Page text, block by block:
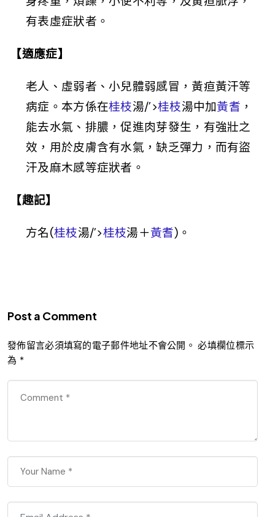
有表虛症狀者。
【適應症】
老人、虛弱者、小兒體弱感冒，黃疸黃汗等
病症。本方係在桂枝湯/’>桂枝湯中加黃耆 ，
能去水氣、排膿，促進肉芽發生，有強壯之
效，用於皮膚含有水氣，缺乏彈力，而有盜
汗及麻木感等症狀者。
【趣記】
方名(桂枝湯/’>桂枝湯＋黃耆)。
Post a Comment
發佈留言必須填寫的電子郵件地址不會公開。 必填欄位標示
為 *